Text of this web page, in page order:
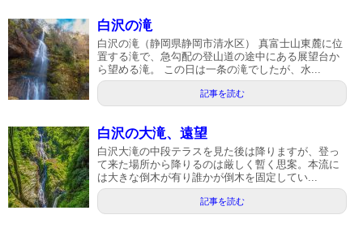
白沢の滝
白沢の滝（静岡県静岡市清水区） 真富士山東麓に位
置する滝で、急勾配の登山道の途中にある展望台か
ら望める滝。 この日は一条の滝でしたが、水...
記事を読む
白沢の大滝、遠望
白沢大滝の中段テラスを見た後は降りますが、登っ
て来た場所から降りるのは厳しく暫く思案。本流に
は大きな倒木が有り誰かが倒木を固定してい...
記事を読む